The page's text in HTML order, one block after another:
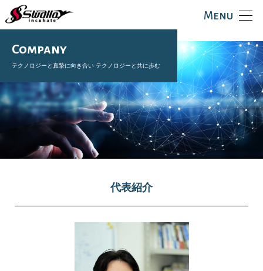
Menu
Company
テクノロジーと真摯に向き合い テクノロジーと共に歩む
代表紹介